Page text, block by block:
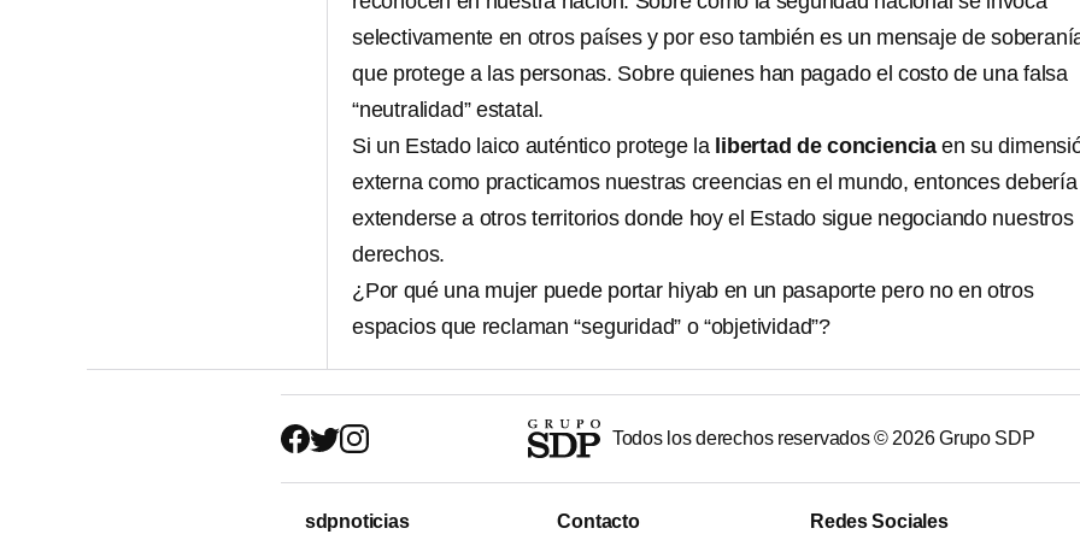
selectivamente en otros países y por eso también es un mensaje de
que protege a las personas. Sobre quienes han pagado el costo de una falsa
“neutralidad” estatal.
Si un Estado laico auténtico protege la libertad de conciencia en su
externa como practicamos nuestras creencias en el mundo, entonces debería
extenderse a otros territorios donde hoy el Estado sigue negociando nuestros
derechos.
¿Por qué una mujer puede portar hiyab en un pasaporte pero no en otros
espacios que reclaman “seguridad” o “objetividad”?
Todos los derechos reservados © 2026Grupo SDP
sdpnoticias Contacto Redes Sociales